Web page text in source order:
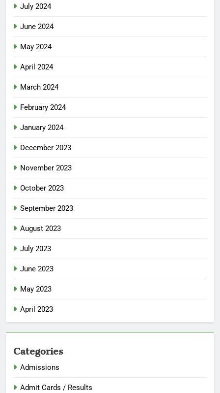
July 2024
June 2024
May 2024
April 2024
March 2024
February 2024
January 2024
December 2023
November 2023
October 2023
September 2023
August 2023
July 2023
June 2023
May 2023
April 2023
Categories
Admissions
Admit Cards / Results